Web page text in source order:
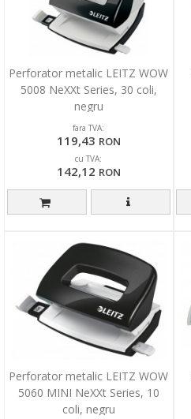
Perforator metalic LEITZ WOW
5008 NeXXt Series, 30 coli,
negru
fara TVA:
119,43 RON
cu TVA:
142,12 RON
Perforator metalic LEITZ WOW
5060 MINI NeXXt Series, 10
coli, negru